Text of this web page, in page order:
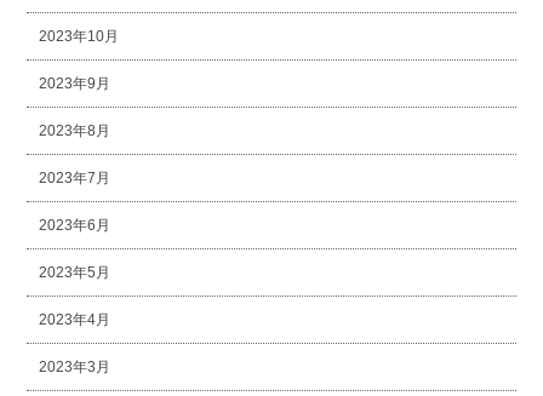
2023年10月
2023年9月
2023年8月
2023年7月
2023年6月
2023年5月
2023年4月
2023年3月